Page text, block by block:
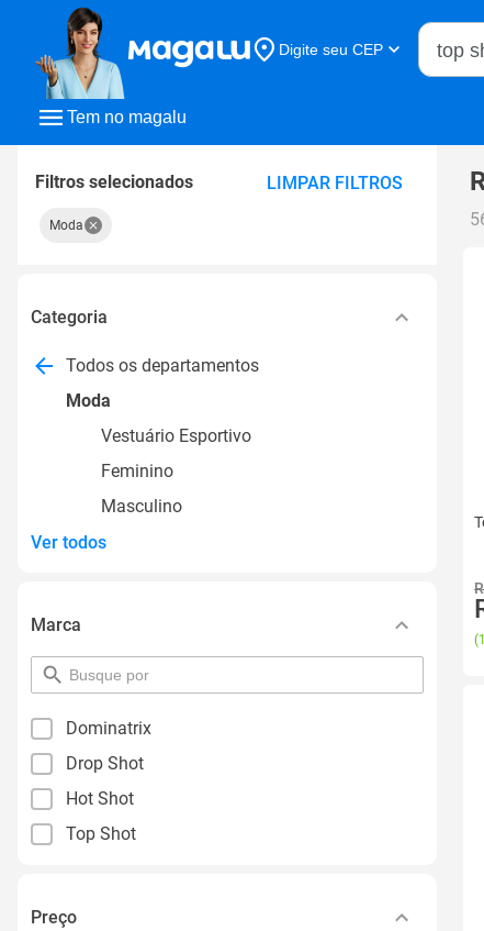
Tem no magalu
Digite seu CEP
Buscar
Filtros selecionados LIMPAR FILTROS
Moda
Categoria
Todos os departamentos
Moda
Vestuário Esportivo
Feminino
Masculino
Ver todos
Marca
pesquisar
por
Dominatrix
Drop Shot
Hot Shot
Top Shot
Preço
(